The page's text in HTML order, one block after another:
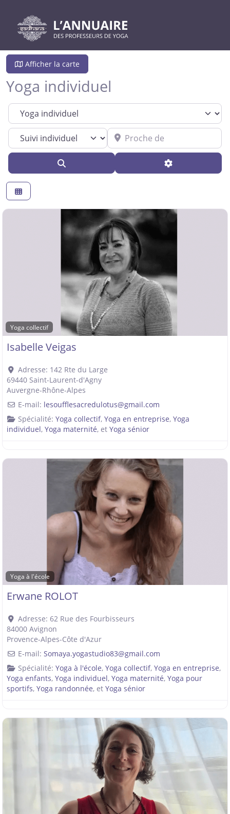
Afficher la carte
Yoga individuel
Spécialité
Proche de
Advanced
Yoga collectif
Isabelle Veigas
Adresse: 142 Rte du Large
69440 Saint-Laurent-d'Agny
Auvergne-Rhône-Alpes
E-mail: lesoufflesacredulotus@gmail.com
Spécialité: Yoga collectif, Yoga en entreprise, Yoga
individuel, Yoga maternité, et Yoga sénior
Yoga à l'école
Erwane ROLOT
Adresse: 62 Rue des Fourbisseurs
84000 Avignon
Provence-Alpes-Côte d'Azur
E-mail: Somaya.yogastudio83@gmail.com
Spécialité: Yoga à l'école, Yoga collectif, Yoga en entreprise,
Yoga enfants, Yoga individuel, Yoga maternité, Yoga pour
sportifs, Yoga randonnée, et Yoga sénior